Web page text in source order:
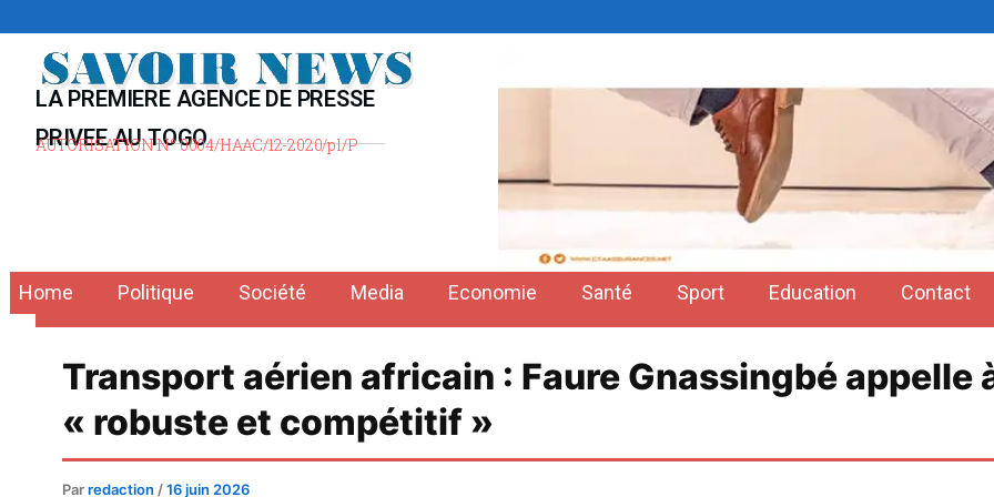
contenu
LA PREMIERE AGENCE DE PRESSE
PRIVEE AU TOGO
AUTORISATION N° 0004/HAAC/12-2020/pl/P
Home Politique Société Media Economie Santé Sport Education Contact
Transport aérien africain : Faure Gnassingbé appelle
« robuste et compétitif »
Parredaction /16 juin 2026